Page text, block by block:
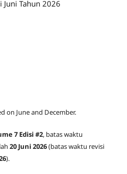
Tahun 2026
on June and December.
7 Edisi #2, batas waktu
20 Juni 2026(batas waktu revisi
).